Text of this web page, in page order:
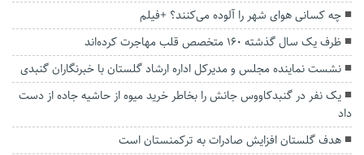
چه کسانی هوای شهر را آلوده ‌می‌کنند؟ +فیلم
ظرف یک‌ سال گذشته ۱۶۰ متخصص قلب مهاجرت کرده‌اند
نشست نماینده مجلس و مدیرکل اداره ارشاد گلستان با خبرنگاران گنبدی
یک نفر در گنبدکاووس جانش را بخاطر خرید میوه از حاشیه جاده از دست
داد
هدف گلستان افزایش صادرات به ترکمنستان است